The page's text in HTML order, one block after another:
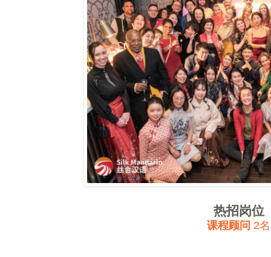
热招岗位
课程顾问 2名